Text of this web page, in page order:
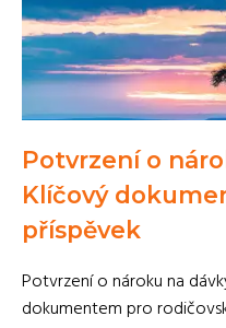
Potvrzení o
Klíčový
příspěvek
Potvrzení o nároku na
dokumentem pro